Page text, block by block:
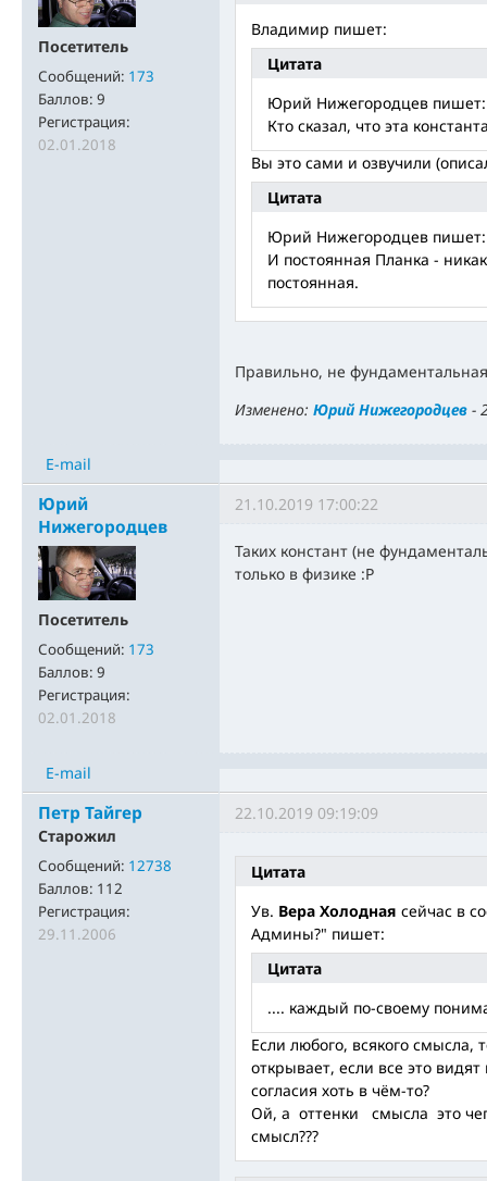
Посетитель
Сообщений: 173
Баллов: 9
Регистрация:
02.01.2018
Владимир пишет:
Цитата
Юрий Нижегородцев пишет:
Кто сказал, что эта
Вы это сами и озвучили
Цитата
Юрий Нижегородцев пишет:
И постоянная Планка -
постоянная.
Правильно, не
Изменено: Юрий Нижегородцев -
E-mail
Юрий
Нижегородцев
Посетитель
Сообщений: 173
Баллов: 9
Регистрация:
02.01.2018
21.10.2019 17:00:22
Таких констант (не
только в физике :Р
E-mail
Петр Тайгер
Старожил
Сообщений: 12738
Баллов: 112
Регистрация:
29.11.2006
22.10.2019 09:19:09
Цитата
Ув. Вера Холодная сейчас в
Админы?" пишет:
Цитата
.... каждый по-своему
Если любого, всякого смысла,
открывает, если все это
согласия хоть в чём-то?
Ой, а оттенки смысла это
смысл???